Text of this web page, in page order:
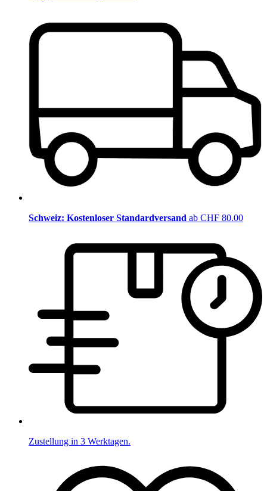
Schweiz: Kostenloser Standardversand ab CHF 80.00
Zustellung in 3 Werktagen.